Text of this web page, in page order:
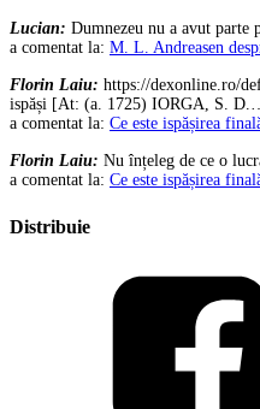
Lucian: Dumnezeu nu a avut parte
a comentat la: M. L. Andreasen
Florin Laiu: https://dexonline.ro/
ispăși [At: (a. 1725) IORGA, S.
a comentat la: Ce este ispășirea
Florin Laiu: Nu înțeleg de ce o
a comentat la: Ce este ispășirea
Distribuie